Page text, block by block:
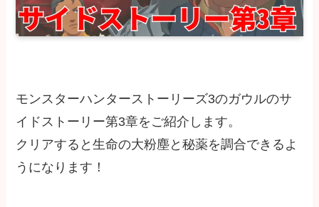
モンスターハンターストーリーズ3のガウルのサ
イドストーリー第3章をご紹介します。
クリアすると生命の大粉塵と秘薬を調合できるよ
うになります！